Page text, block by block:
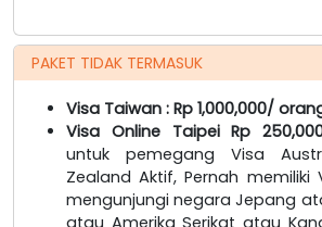
PAKET TIDAK TERMASUK
Visa Taiwan : Rp 1,000,000/
Visa Online Taipei Rp
untuk pemegang Visa
Zealand Aktif, Pernah memiliki
mengunjungi negara Jepang
atau Amerika Serikat atau